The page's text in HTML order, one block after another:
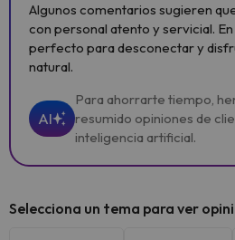
Algunos comentarios sugieren
con personal atento y servicial.
perfecto para desconectar y
natural.
AI
Para ahorrarte tiempo,
resumido opiniones de
inteligencia artificial.
Selecciona un tema para ver